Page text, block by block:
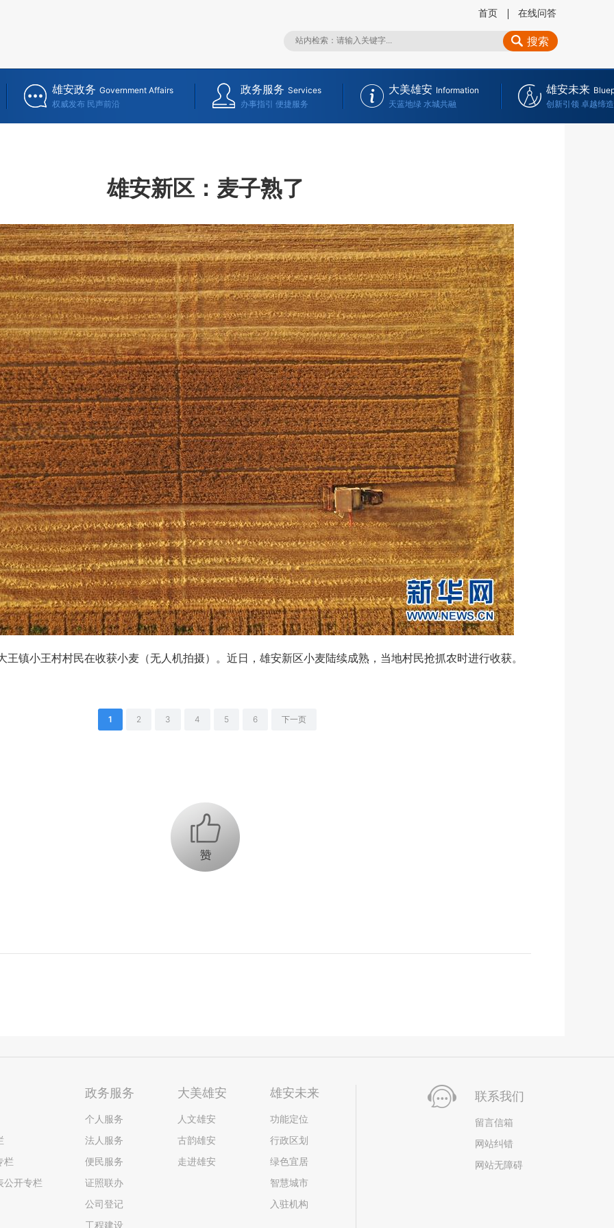
首页 在线问答
搜索
雄安政务 Government Affairs
权威发布 民声前沿
政务服务 Services
办事指引 便捷服务
大美雄安 Information
天蓝地绿 水城共融
雄安未来
创新引领 卓越缔造
雄安新区：麦子熟了
小王村村民在收获小麦（无人机拍摄）。近日，雄安新区小麦陆续成熟，当地村民抢抓农时进行收获。
1 2 3 4 5 6 下一页
+1
栏
公开专栏
政务服务
个人服务
法人服务
便民服务
证照联办
公司登记
工程建设
大美雄安
人文雄安
古韵雄安
走进雄安
雄安未来
功能定位
行政区划
绿色宜居
智慧城市
入驻机构
联系我们
留言信箱
网站纠错
网站无障碍